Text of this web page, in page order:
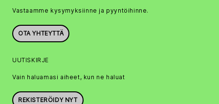
Vastaamme kysymyksiinne ja pyyntöihinne.
OTA YHTEYTTÄ
UUTISKIRJE
Vain haluamasi aiheet, kun ne haluat
REKISTERÖIDY NYT